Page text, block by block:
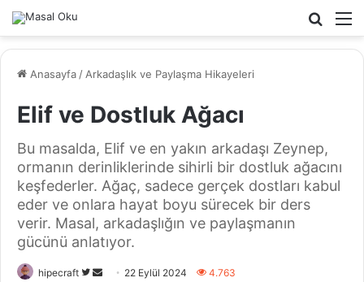
Arama
yap
Anasayfa / Arkadaşlık ve Paylaşma Hikayeleri
Elif ve Dostluk Ağacı
Bu masalda, Elif ve en yakın arkadaşı Zeynep,
ormanın derinliklerinde sihirli bir dostluk ağacını
keşfederler. Ağaç, sadece gerçek dostları kabul
eder ve onlara hayat boyu sürecek bir ders
verir. Masal, arkadaşlığın ve paylaşmanın
gücünü anlatıyor.
hipecraft
Twitter'da
Bir
22 Eylül 2024 4.763